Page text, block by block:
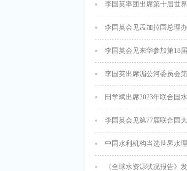
李国英率团出席第十届世
李国英会见孟加拉国总理
李国英会见来华参加第18
李国英出席湄公河委员会
田学斌出席2023年联合国
李国英会见第77届联合国
中国水利机构当选世界水
《全球水资源状况报告》